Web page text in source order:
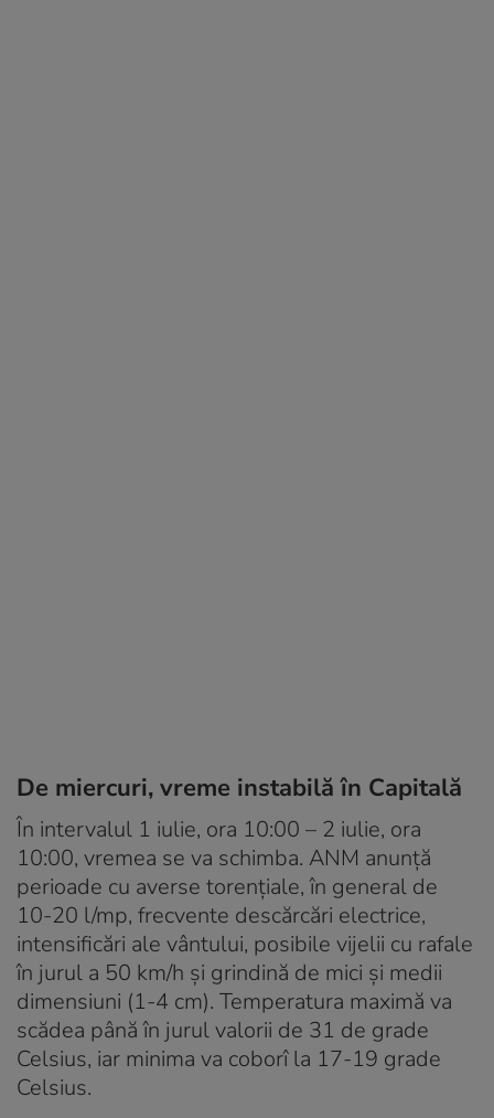
De miercuri, vreme instabilă în Capitală
În intervalul 1 iulie, ora 10:00 – 2 iulie, ora
10:00, vremea se va schimba. ANM anunță
perioade cu averse torențiale, în general de
10-20 l/mp, frecvente descărcări electrice,
intensificări ale vântului, posibile vijelii cu rafale
în jurul a 50 km/h și grindină de mici și medii
dimensiuni (1-4 cm). Temperatura maximă va
scădea până în jurul valorii de 31 de grade
Celsius, iar minima va coborî la 17-19 grade
Celsius.